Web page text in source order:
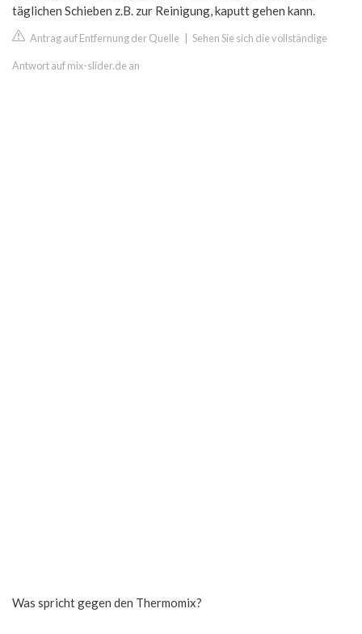
täglichen Schieben z.B. zur Reinigung, kaputt gehen kann.
Antrag auf Entfernung der Quelle Sehen Sie sich die vollständige
Antwort auf mix-slider.de an
Was spricht gegen den Thermomix?